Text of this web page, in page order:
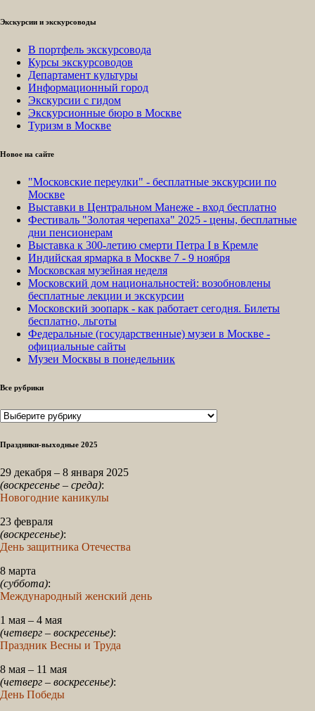
Экскурсии и экскурсоводы
В портфель экскурсовода
Курсы экскурсоводов
Департамент культуры
Информационный город
Экскурсии с гидом
Экскурсионные бюро в Москве
Туризм в Москве
Новое на сайте
"Московские переулки" - бесплатные экскурсии по
Москве
Выставки в Центральном Манеже - вход бесплатно
Фестиваль "Золотая черепаха" 2025 - цены, бесплатные
дни пенсионерам
Выставка к 300-летию смерти Петра I в Кремле
Индийская ярмарка в Москве 7 - 9 ноября
Московская музейная неделя
Московский дом национальностей: возобновлены
бесплатные лекции и экскурсии
Московский зоопарк - как работает сегодня. Билеты
бесплатно, льготы
Федеральные (государственные) музеи в Москве -
официальные сайты
Музеи Москвы в понедельник
Все рубрики
Все
Праздники-выходные 2025
29 декабря – 8 января 2025
(воскресенье – среда):
Новогодние каникулы
23 февраля
(воскресенье):
День защитника Отечества
8 марта
(суббота):
Международный женский день
1 мая – 4 мая
(четверг – воскресенье):
Праздник Весны и Труда
8 мая – 11 мая
(четверг – воскресенье):
День Победы